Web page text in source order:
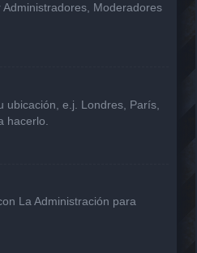
Administradores, Moderadores
e.j. Londres, París,
hacerlo.
La Administración para